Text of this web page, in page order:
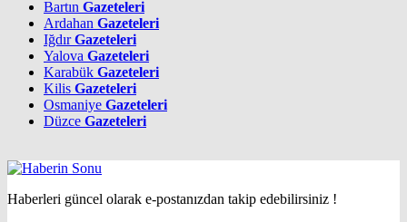
Bartın Gazeteleri
Ardahan Gazeteleri
IğdırGazeteleri
Yalova Gazeteleri
Karabük Gazeteleri
Kilis Gazeteleri
Osmaniye Gazeteleri
Düzce Gazeteleri
Haberleri güncel olarak e-postanızdan takip edebilirsiniz !